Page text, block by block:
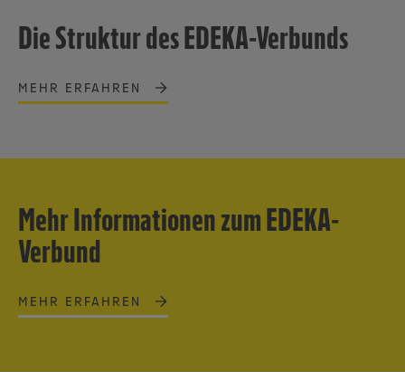
Die Struktur des EDEKA-Verbunds
MEHR ERFAHREN
Mehr Informationen zum EDEKA-
Verbund
MEHR ERFAHREN